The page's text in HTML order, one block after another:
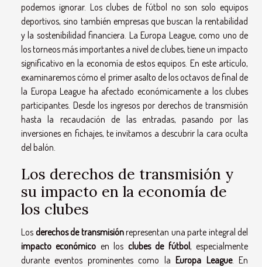
podemos ignorar. Los clubes de fútbol no son solo equipos
deportivos, sino también empresas que buscan la rentabilidad
y la sostenibilidad financiera. La Europa League, como uno de
los torneos más importantes a nivel de clubes, tiene un impacto
significativo en la economía de estos equipos. En este artículo,
examinaremos cómo el primer asalto de los octavos de final de
la Europa League ha afectado económicamente a los clubes
participantes. Desde los ingresos por derechos de transmisión
hasta la recaudación de las entradas, pasando por las
inversiones en fichajes, te invitamos a descubrir la cara oculta
del balón.
Los derechos de transmisión y
su impacto en la economía de
los clubes
Los derechos de transmisiónrepresentan una parte integral del
impacto económico en los clubes de fútbol, especialmente
durante eventos prominentes como laEuropa League. En